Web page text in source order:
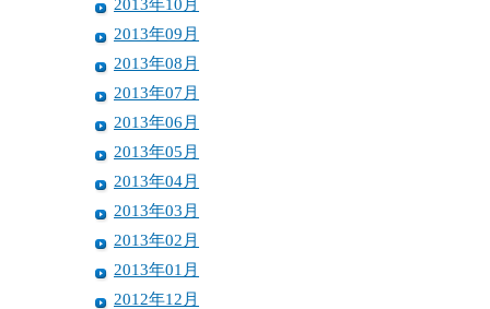
2013年10月
2013年09月
2013年08月
2013年07月
2013年06月
2013年05月
2013年04月
2013年03月
2013年02月
2013年01月
2012年12月